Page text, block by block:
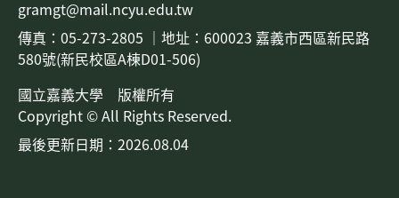
gramgt@mail.ncyu.edu.tw
傳真：05-273-2805 ｜地址： 600023 嘉義市西區新民路
580號(新民校區A棟D01-506)
國立嘉義大學 版權所有
Copyright © All Rights Reserved.
最後更新日期：2026.08.04